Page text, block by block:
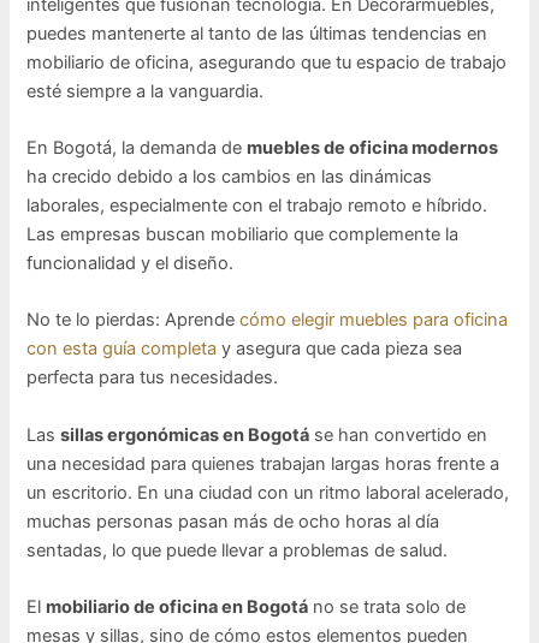
inteligentes que fusionan tecnología. En Decorarmuebles,
puedes mantenerte al tanto de las últimas tendencias en
mobiliario de oficina, asegurando que tu espacio de trabajo
esté siempre a la vanguardia.
En Bogotá, la demanda de muebles de oficina modernos
ha crecido debido a los cambios en las dinámicas
laborales, especialmente con el trabajo remoto e híbrido.
Las empresas buscan mobiliario que complemente la
funcionalidad y el diseño.
No te lo pierdas: Aprendecómo elegir muebles para oficina
con esta guía completa y asegura que cada pieza sea
perfecta para tus necesidades.
Lassillas ergonómicas en Bogotá se han convertido en
una necesidad para quienes trabajan largas horas frente a
un escritorio. En una ciudad con un ritmo laboral acelerado,
muchas personas pasan más de ocho horas al día
sentadas, lo que puede llevar a problemas de salud.
El mobiliario de oficina en Bogotá no se trata solo de
mesas y sillas, sino de cómo estos elementos pueden